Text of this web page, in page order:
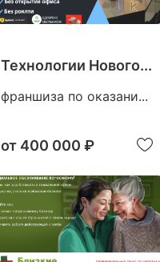
Технологии Нового...
франшиза по оказани...
от 400 000 ₽